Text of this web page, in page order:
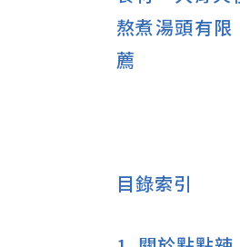
熬煮湯頭有
薦
目錄索引